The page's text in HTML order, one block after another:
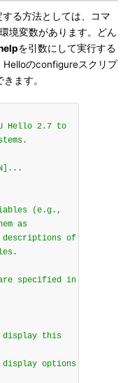
る方法としては、コマ
境変数があります。どん
を引数にして実行する
Helloのconfigureスクリプ
ます。
Hello 2.7 to
(e.g.,
as
descriptions of
specified in